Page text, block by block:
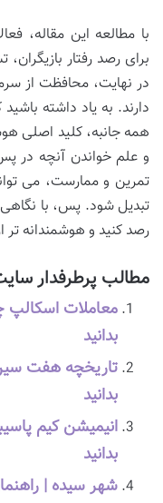
با مطالعه این مقاله،
برای رصد رفتار
در نهایت، محافظت از
دارند. به یاد داشته
همه جانبه، کلید اصلی
و علم خواندن آنچه در
تمرین و ممارست، می
تبدیل شود. پس، با نگاهی
رصد کنید و هوشمندانه تر
مطالب پرطرفدار
معاملات اسکالپ
بدانید
تاریخچه هفت
بدانید
بدانید
شهر سیده |